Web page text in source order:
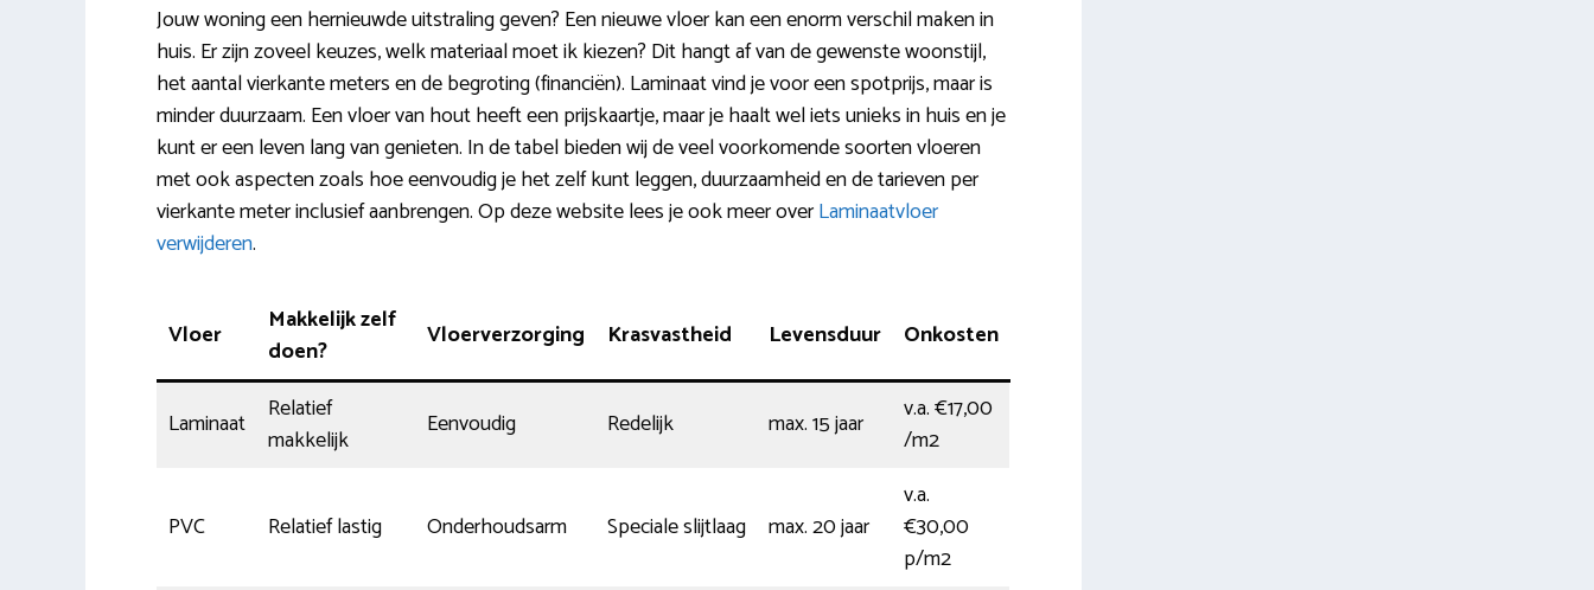
Jouw woning een hernieuwde uitstraling geven? Een nieuwe vloer kan een enorm verschil maken in
huis. Er zijn zoveel keuzes, welk materiaal moet ik kiezen? Dit hangt af van de gewenste woonstijl,
het aantal vierkante meters en de begroting (financiën). Laminaat vind je voor een spotprijs, maar is
minder duurzaam. Een vloer van hout heeft een prijskaartje, maar je haalt wel iets unieks in huis en je
kunt er een leven lang van genieten. In de tabel bieden wij de veel voorkomende soorten vloeren
met ook aspecten zoals hoe eenvoudig je het zelf kunt leggen, duurzaamheid en de tarieven per
vierkante meter inclusief aanbrengen. Op deze website lees je ook meer overLaminaatvloer
verwijderen.
Vloer
Makkelijk zelf
doen?
Vloerverzorging Krasvastheid Levensduur Onkosten
Laminaat
Relatief
makkelijk
Eenvoudig Redelijk max. 15 jaar
v.a. €17,00
/m2
PVC Relatief lastig Onderhoudsarm Speciale slijtlaag max. 20 jaar
v.a.
€30,00
p/m2